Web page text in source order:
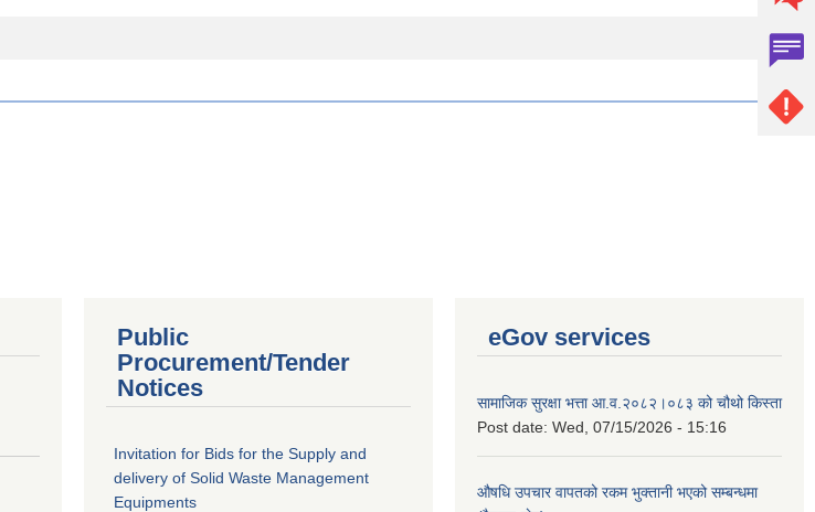
Public
Procurement/Tender
Notices
Invitation for Bids for the Supply and
delivery of Solid Waste Management
Equipments
eGov services
सामाजिक सुरक्षा भत्ता आ.व.२०८२।०८३ को चौथो किस्ता
Post date: Wed, 07/15/2026 - 15:16
औषधि उपचार वापतको रकम भुक्तानी भएको सम्बन्धमा